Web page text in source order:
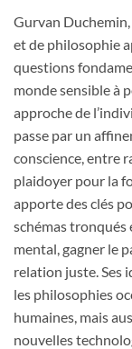
Gurvan
et de philosophie
questions
monde sensible à
approche de
passe par un
conscience, entre
plaidoyer pour la
apporte des clés
schémas tronqués
mental, gagner le
relation juste. Ses
les philosophies
humaines, mais
nouvelles